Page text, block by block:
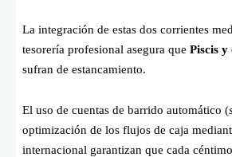
La integración de estas dos corrientes
tesorería profesional asegura que Piscis y
sufran de estancamiento.
El uso de cuentas de barrido automático (
optimización de los flujos de caja
internacional garantizan que cada